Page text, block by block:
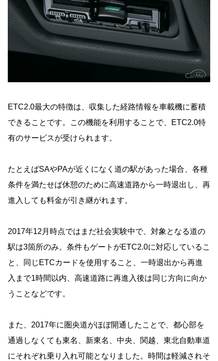
ETC2.0最大の特徴は、収集した経路情報を車載機に蓄積
できることです。この機能を利用することで、ETC2.0特
有のサービスが受けられます。
たとえばSAやPAが近くになく道の駅があった場合、各種
条件を満たせば休憩のために高速道路から一時退出し、再
進入しても料金が引き継がれます。
2017年12月時点ではまだ社会実験中で、対象となる道の
駅は3箇所のみ。条件もゲートがETC2.0に対応しているこ
と、同じETCカードを使用すること、一時退出から再進
入まで1時間以内、高速道路に再進入後は同じ方向に向か
うことなどです。
また、2017年に圏央道がほぼ開通したことで、都心部を
通過しなくても東名、新東名、中央、関越、東北自動車道
にそれぞれ乗り入れ可能となりました。時間は軽減されそ